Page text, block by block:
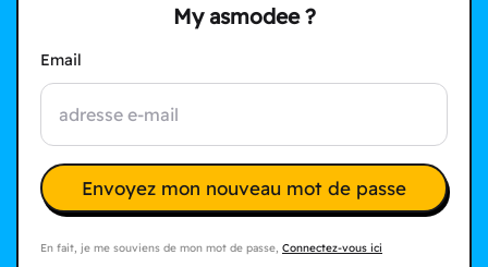
My asmodee ?
Email
Envoyez mon nouveau mot de passe
En fait, je me souviens de mon mot de passe, Connectez-vous ici